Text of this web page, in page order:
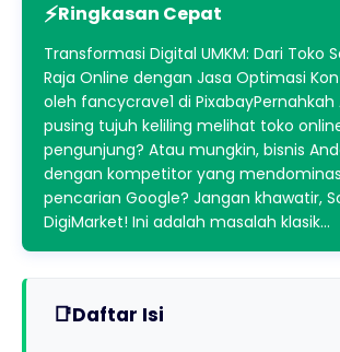
Ringkasan Cepat
Transformasi Digital UMKM: Dari Toko
Raja Online dengan Jasa Optimasi
oleh fancycrave1 di
pusing tujuh keliling melihat toko
pengunjung? Atau mungkin, bisnis
dengan kompetitor yang
pencarian Google? Jangan khawatir,
DigiMarket! Ini adalah masalah klasik…
Daftar Isi